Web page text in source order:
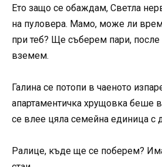
Ето защо се обаждам, Светла
на пуловера. Мамо, може ли
при теб? Ще съберем пари,
вземем.
Галина се потопи в чаеното
апартаментичка хрущовка беше
се влее цяла семейна единица с
Ралице, къде ще се поберем?